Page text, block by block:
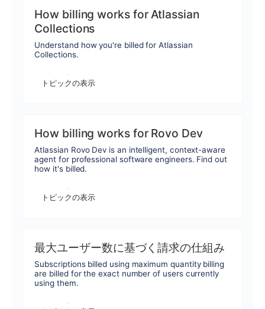
How billing works for Atlassian
Collections
Understand how you're billed for Atlassian
Collections.
トピックの表示
How billing works for Rovo Dev
Atlassian Rovo Dev is an intelligent, context-aware
agent for professional software engineers. Find out
how it's billed.
トピックの表示
最大ユーザー数に基づく請求の仕組み
Subscriptions billed using maximum quantity billing
are billed for the exact number of users currently
using them.